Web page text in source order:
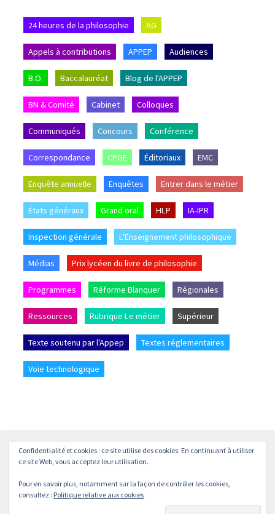
24 heures de la philosophie AG
Appels à contributions APPEP Audiences
B.O. Baccalauréat Blog de l'APPEP
BN & Comité Cabinet Colloques
Communiqués Concours Conférence
Correspondance CPGE Éditoriaux EMC
Enquête annuelle Enquêtes Entrer dans le métier
États généraux Grand oral HLP IA-IPR
Inspection générale L'Enseignement philosophique
Médias Prix lycéen du livre de philosophie
Programmes Réforme Blanquer Régionales
Ressources Rubrique Le métier Supérieur
Texte soutenu par l'Appep Textes réglementaires
Voie technologique
Accueil L’APPEP Adhésion
La revue « L’enseignement
Philosophique »
© APPEP Mentions légales
Contact
Confidentialité et cookies : ce site utilise des cookies. En continuant à utiliser
ce site Web, vous acceptez leur utilisation.
Pour en savoir plus, notamment sur la façon de contrôler les cookies,
consultez : Politique relative aux cookies